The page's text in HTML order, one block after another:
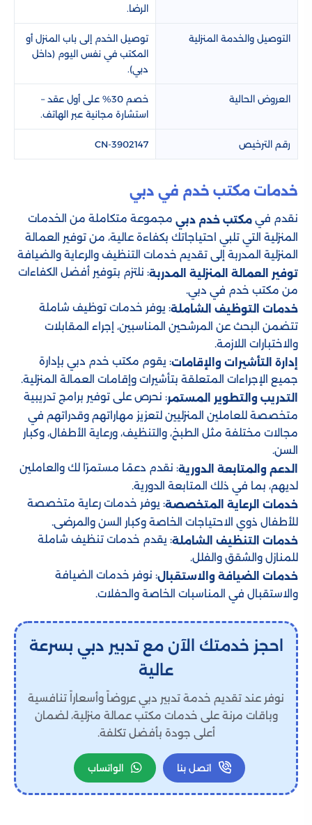
الرضا.
التوصيل والخدمة المنزلية
توصيل الخدم إلى باب المنزل أو
المكتب في نفس اليوم (داخل
دبي).
العروض الحالية
خصم 30% على أول عقد –
استشارة مجانية عبر الهاتف.
رقم الترخيص CN-3902147
خدمات مكتب خدم في دبي
نقدم في مكتب خدم دبي مجموعة متكاملة من الخدمات
المنزلية التي تلبي احتياجاتك بكفاءة عالية، من توفير العمالة
المنزلية المدربة إلى تقديم خدمات التنظيف والرعاية والضيافة
توفير العمالة المنزلية المدربة: نلتزم بتوفير أفضل الكفاءات
من مكتب خدم في دبي.
خدمات التوظيف الشاملة: يوفر خدمات توظيف شاملة
تتضمن البحث عن المرشحين المناسبين، إجراء المقابلات
والاختبارات اللازمة.
إدارة التأشيرات والإقامات: يقوم مكتب خدم دبي بإدارة
جميع الإجراءات المتعلقة بتأشيرات وإقامات العمالة المنزلية.
التدريب والتطوير المستمر: نحرص على توفير برامج تدريبية
متخصصة للعاملين المنزليين لتعزيز مهاراتهم وقدراتهم في
مجالات مختلفة مثل الطبخ، والتنظيف، ورعاية الأطفال، وكبار
السن.
الدعم والمتابعة الدورية: نقدم دعمًا مستمرًا لك والعاملين
لديهم، بما في ذلك المتابعة الدورية.
خدمات الرعاية المتخصصة: يوفر خدمات رعاية متخصصة
للأطفال ذوي الاحتياجات الخاصة وكبار السن والمرضى.
خدمات التنظيف الشاملة: يقدم خدمات تنظيف شاملة
للمنازل والشقق والفلل.
خدمات الضيافة والاستقبال: نوفر خدمات الضيافة
والاستقبال في المناسبات الخاصة والحفلات.
احجز خدمتك الآن مع تدبير دبي بسرعة
عالية
نوفر عند تقديم خدمة تدبير دبي عروضاً وأسعاراً تنافسية
وباقات مرنة على خدمات مكتب عمالة منزلية، لضمان
أعلى جودة بأفضل تكلفة.
اتصل بنا الواتساب